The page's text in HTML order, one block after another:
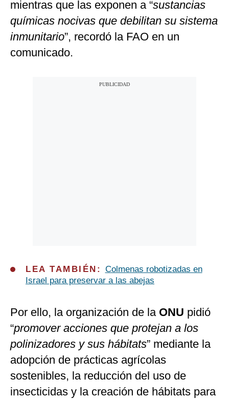
mientras que las exponen a “sustancias
químicas nocivas que debilitan su sistema
inmunitario”, recordó la FAO en un
comunicado.
LEA TAMBIÉN: Colmenas robotizadas en
Israel para preservar a las abejas
Por ello, la organización de la ONU pidió
“promover acciones que protejan a los
polinizadores y sus hábitats” mediante la
adopción de prácticas agrícolas
sostenibles, la reducción del uso de
insecticidas y la creación de hábitats para